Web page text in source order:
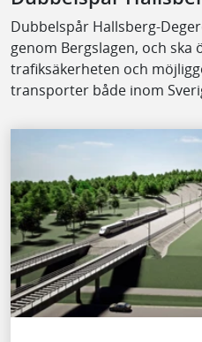
Dubbelspår Hallsberg-
genom Bergslagen, och
trafiksäkerheten och
transporter både inom